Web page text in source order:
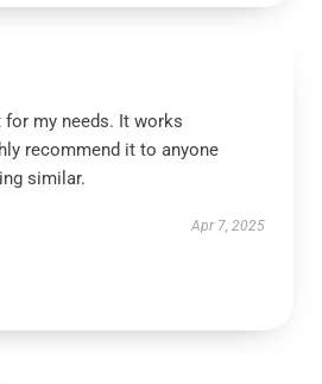
my needs. It works
recommend it to anyone
similar.
Apr 7, 2025